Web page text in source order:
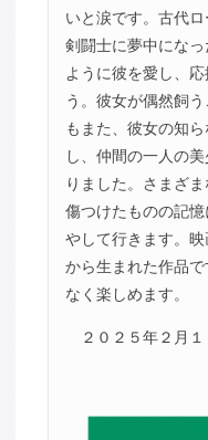
いと涙です。古代
剣闘士に夢中にな
ように彼を愛し、
う。彼女が偶然飼
もまた、彼女の知
し、仲間の一人の
りました。さまざ
傷つけたものの記
やして行きます。
から生まれた作品
なく楽しめます。
２０２５年２月１